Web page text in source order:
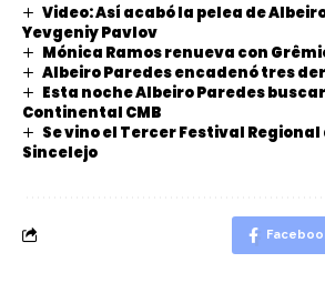
Video: Así acabó la pelea de
Yevgeniy Pavlov
Mónica Ramos renueva con
Albeiro Paredes encadenó tres
Esta noche Albeiro Paredes
Continental CMB
Se vino el Tercer Festival
Sincelejo